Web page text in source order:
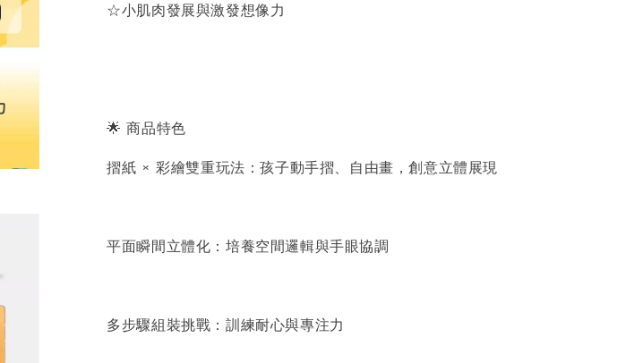
☆小肌肉發展與激發想像力
🌟 商品特色
摺紙 × 彩繪雙重玩法：孩子動手摺、自由畫，創意立體展現
平面瞬間立體化：培養空間邏輯與手眼協調
多步驟組裝挑戰：訓練耐心與專注力